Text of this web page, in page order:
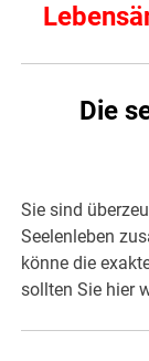
Die
Sie sind
Seelenleben
könne die
sollten Sie hier